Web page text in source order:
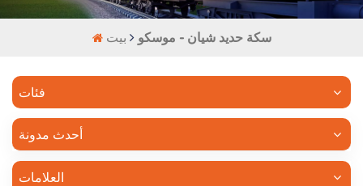
سكة حديد شيان - موسكو
فئات
أحدث مدونة
العلامات